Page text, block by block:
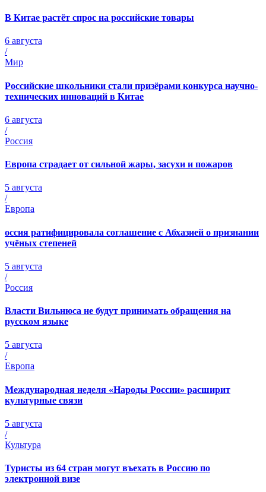
В Китае растёт спрос на российские товары
6 августа
/
Мир
Российские школьники стали призёрами конкурса научно-
технических инноваций в Китае
6 августа
/
Россия
Европа страдает от сильной жары, засухи и пожаров
5 августа
/
Европа
оссия ратифицировала соглашение с Абхазией о признании
учёных степеней
5 августа
/
Россия
Власти Вильнюса не будут принимать обращения на
русском языке
5 августа
/
Европа
Международная неделя «Народы России» расширит
культурные связи
5 августа
/
Культура
Туристы из 64 стран могут въехать в Россию по
электронной визе